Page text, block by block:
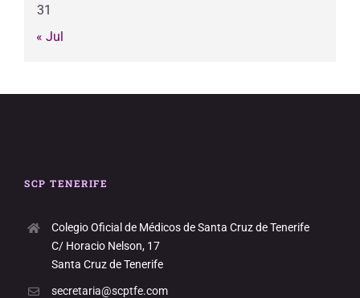
31
« Jul
SCP TENERIFE
Colegio Oficial de Médicos de Santa Cruz de Tenerife
C/ Horacio Nelson, 17
Santa Cruz de Tenerife
secretaria@scptfe.com